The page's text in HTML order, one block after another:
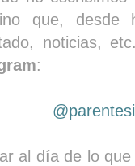
que,
noticias,
:
al día de lo